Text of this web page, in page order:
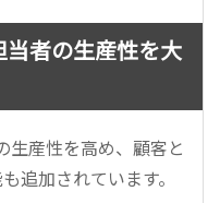
者の生産性を大
生産性を高め、顧客と
追加されています。